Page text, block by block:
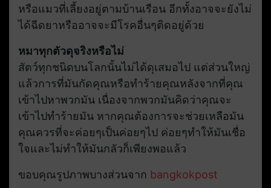
หรือแมวที่เลี้ยงอยู่ตามบ้านเรือน อีกทั้งอาจจะยังไม่
ได้ฉีดยาหรืออาจจะมีโรคอื่นๆติดอยู่ด้วย
หมาทุกตัวดุจริงหรือไม่
สัตว์ทุกชนิดบนโลกนั้นไม่ได้ดุเสมอไป แต่ส่วนใหญ่
แล้วการที่มันกัดคุณหรือทำร้ายคุณหลังจากที่คุณ
เข้าไปหาพวกมัน เนื่องจากพวกมันคิดว่าคุณจะ
เข้าไปทำร้ายมัน หากคุณต้องการจะช่วยเหลือมัน
คุณควรที่จะค่อยๆเป็นค่อยๆไป ค่อยๆทำให้มันเชื่อ
ใจและไม่ทำให้มันกลัวก็เพียงพอแล้ว
ขอบคุณรูปภาพบางส่วนจาก bangkokpost